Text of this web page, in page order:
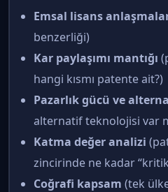
Emsal lisans
benzerliği)
Kar paylaşımı mantığı
hangi kısmı patente ait?)
Pazarlık gücü ve
alternatif teknolojisi var
Katma değer analizi
zincirinde ne kadar
Coğrafi kapsam (tek